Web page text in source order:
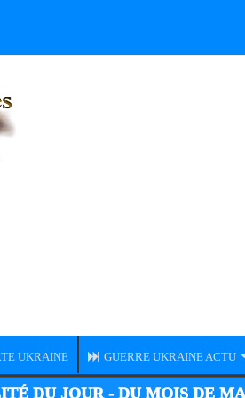
UKRAINE GUERRE UKRAINE ACTU
GUERRE UKRAINE-RUSSIE